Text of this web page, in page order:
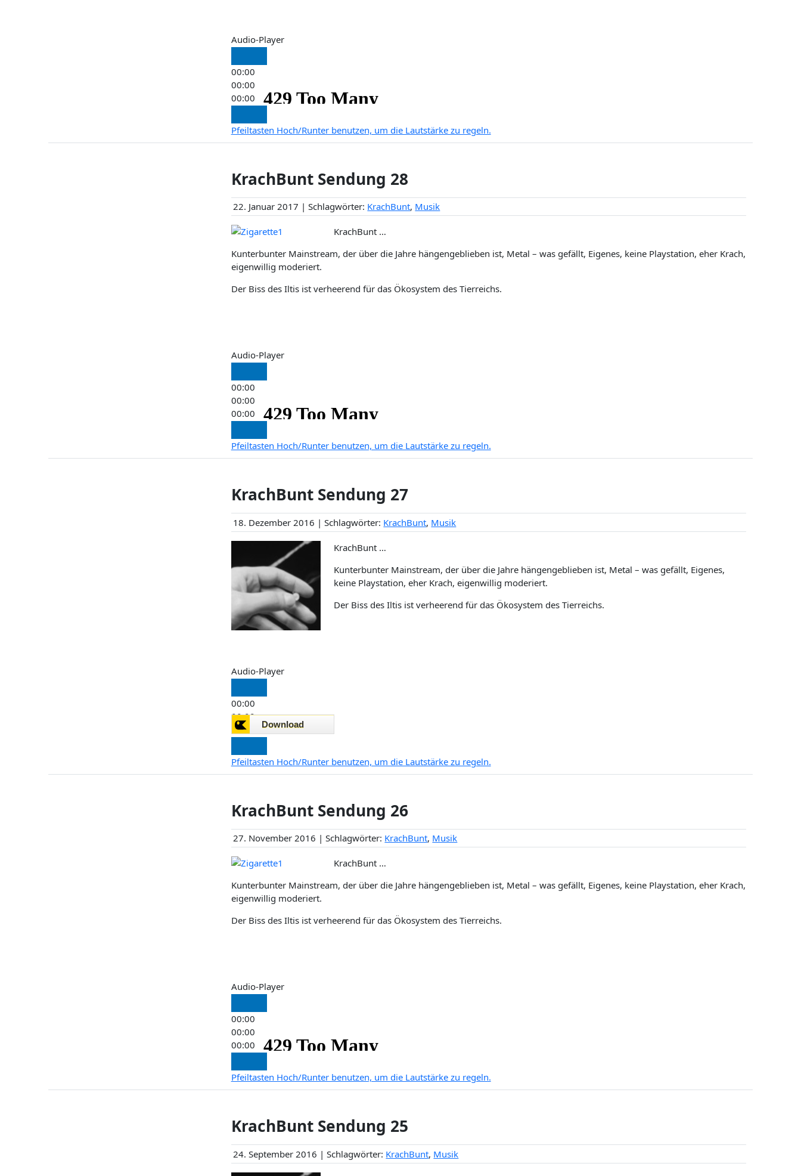
Audio-Player
00:00
00:00
00:00
Pfeiltasten Hoch/Runter benutzen, um die Lautstärke zu regeln.
KrachBunt Sendung 28
22. Januar 2017 | Schlagwörter: KrachBunt, Musik
KrachBunt …
Kunterbunter Mainstream, der über die Jahre hängengeblieben ist, Metal – was gefällt, Eigenes, keine Playstation, eher Krach,
eigenwillig moderiert.
Der Biss des Iltis ist verheerend für das Ökosystem des Tierreichs.
Audio-Player
00:00
00:00
00:00
Pfeiltasten Hoch/Runter benutzen, um die Lautstärke zu regeln.
KrachBunt Sendung 27
18. Dezember 2016 | Schlagwörter: KrachBunt, Musik
KrachBunt …
Kunterbunter Mainstream, der über die Jahre hängengeblieben ist, Metal – was gefällt, Eigenes,
keine Playstation, eher Krach, eigenwillig moderiert.
Der Biss des Iltis ist verheerend für das Ökosystem des Tierreichs.
Audio-Player
00:00
00:00
00:00
Pfeiltasten Hoch/Runter benutzen, um die Lautstärke zu regeln.
KrachBunt Sendung 26
27. November 2016 | Schlagwörter: KrachBunt, Musik
KrachBunt …
Kunterbunter Mainstream, der über die Jahre hängengeblieben ist, Metal – was gefällt, Eigenes, keine Playstation, eher Krach,
eigenwillig moderiert.
Der Biss des Iltis ist verheerend für das Ökosystem des Tierreichs.
Audio-Player
00:00
00:00
00:00
Pfeiltasten Hoch/Runter benutzen, um die Lautstärke zu regeln.
KrachBunt Sendung 25
24. September 2016 | Schlagwörter: KrachBunt, Musik